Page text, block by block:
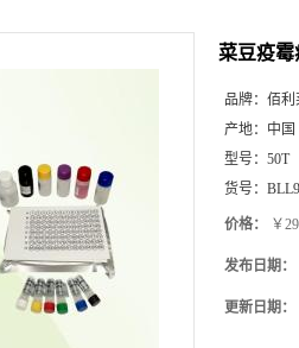
菜豆疫
品牌： 佰利
产地： 中国
型号： 50T
货号：
价格： ￥
发布日期：
更新日期：